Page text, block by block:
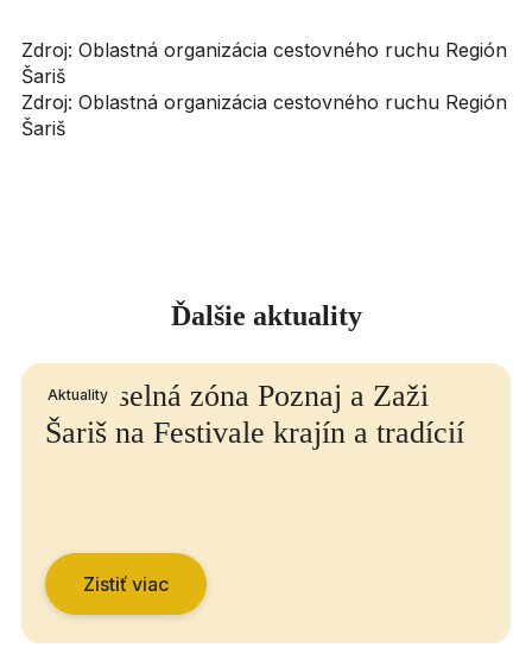
Zdroj: Oblastná organizácia cestovného ruchu Región
Šariš
Zdroj: Oblastná organizácia cestovného ruchu Región
Šariš
Ďalšie aktuality
Aktuality
Remeselná zóna Poznaj a Zaži
Šariš na Festivale krajín a tradícií
Zistiť viac